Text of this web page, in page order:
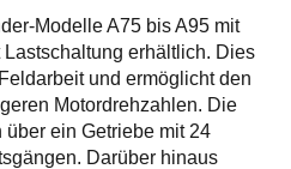
Modelle A75 bis A95 mit
erhältlich. Dies
und ermöglicht den
Motordrehzahlen. Die
über ein Getriebe mit 24
Darüber hinaus